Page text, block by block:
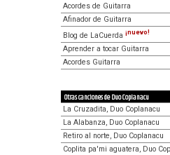
Acordes de Guitarra
Afinador de Guitarra
Blog de LaCuerda ¡nuevo!
Aprender a tocar Guitarra
Acordes Guitarra
Otras canciones de Duo Coplanacu
La Cruzadita, Duo Coplanacu
La Alabanza, Duo Coplanacu
Retiro al norte, Duo Coplanacu
Coplita pa'mi aguatera, Duo